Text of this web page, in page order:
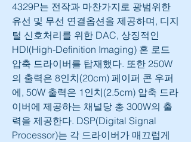
4329P는 전작과 마찬가지로 광범위한
유선 및 무선 연결옵션을 제공하며, 디지
털 신호처리를 위한 DAC, 상징적인
HDI(High-Definition Imaging) 혼 로드
압축 드라이버를 탑재했다. 또한 250W
의 출력은 8인치(20cm) 페이퍼 콘 우퍼
에, 50W 출력은 1인치(2.5cm) 압축 드라
이버에 제공하는 채널당 총 300W의 출
력을 제공한다. DSP(Digital Signal
Processor)는 각 드라이버가 매끄럽게